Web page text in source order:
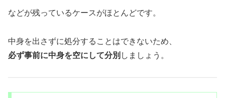
などが残っているケースがほとんどです。
中身を出さずに処分することはできないため、
必ず事前に中身を空にして分別 しましょう。